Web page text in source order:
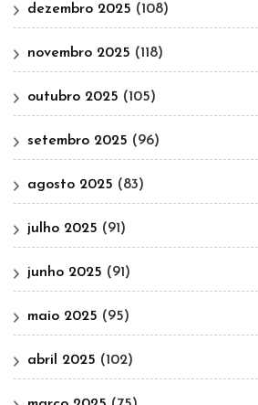
dezembro 2025 (108)
novembro 2025 (118)
outubro 2025 (105)
setembro 2025 (96)
agosto 2025 (83)
julho 2025 (91)
junho 2025 (91)
maio 2025 (95)
abril 2025 (102)